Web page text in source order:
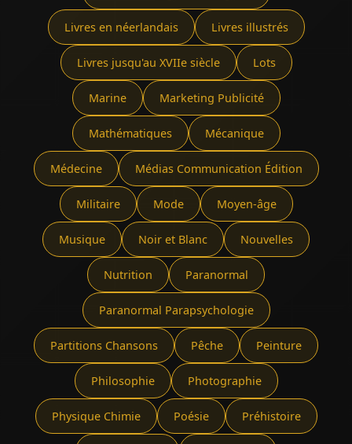
Livres en néerlandais Livres illustrés
Livres jusqu'au XVIIe siècle Lots
Marine Marketing Publicité
Mathématiques Mécanique
Médecine Médias Communication Édition
Militaire Mode Moyen-âge
Musique Noir et Blanc Nouvelles
Nutrition Paranormal
Paranormal Parapsychologie
Partitions Chansons Pêche Peinture
Philosophie Photographie
Physique Chimie Poésie Préhistoire